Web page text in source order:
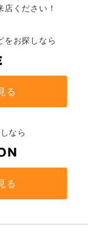
ください！
をお探しなら
る
なら
る